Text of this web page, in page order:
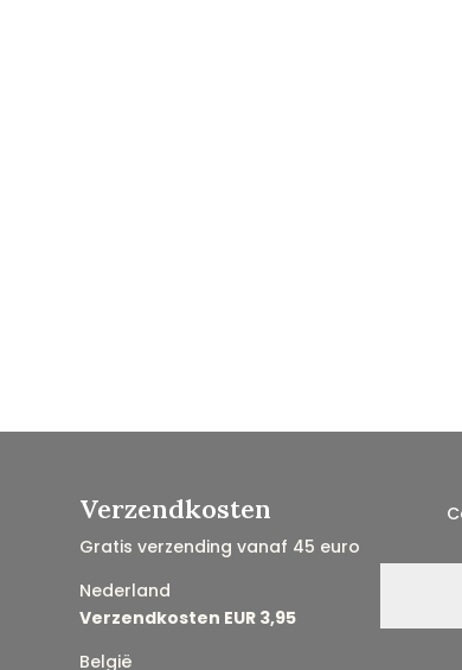
Verzendkosten
Gratis verzending vanaf 45 euro
Nederland
Verzendkosten EUR 3,95
België